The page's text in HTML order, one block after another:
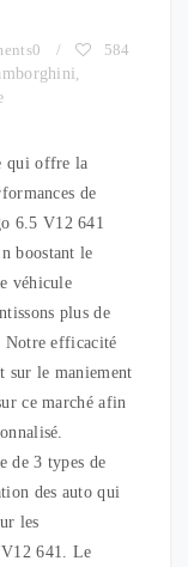
/
584
,
qui offre la
de
6.5 V12 641
boostant le
véhicule
plus de
Notre efficacité
sur le maniement
ce marché afin
de 3 types de
des auto qui
les
641. Le